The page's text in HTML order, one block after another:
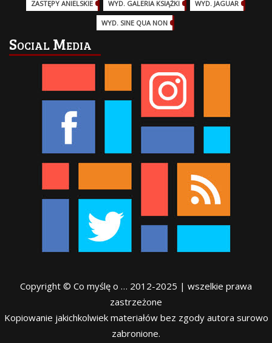
ZASTĘPY ANIELSKIE WYD. GALERIA KSIĄŻKI WYD. JAGUAR
WYD. SINE QUA NON
Social Media
Copyright © Co myślę o … 2012-2025 | wszelkie prawa
zastrzeżone
Kopiowanie jakichkolwiek materiałów bez zgody autora surowo
zabronione.